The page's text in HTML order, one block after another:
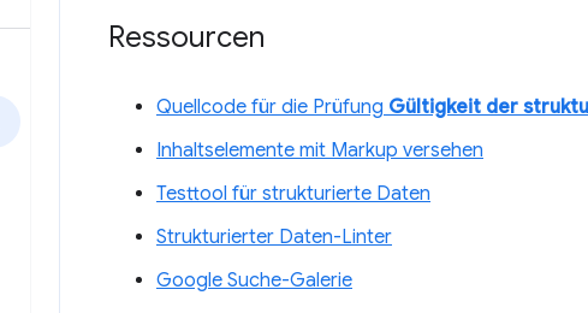
Ressourcen
Quellcode für die Prüfung Gültigkeit der
Inhaltselemente mit Markup versehen
Testtool für strukturierte Daten
Strukturierter Daten-Linter
Google Suche-Galerie